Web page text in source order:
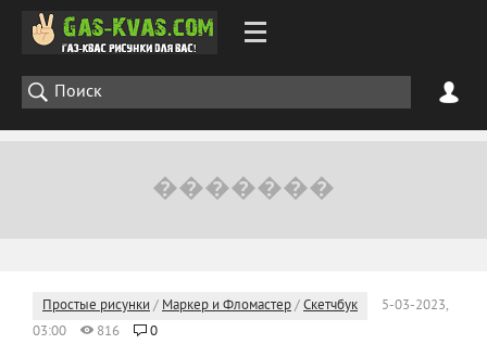
Простые рисунки / Маркер и Фломастер/Скетчбук
5-03-2023,
03:00
816 0